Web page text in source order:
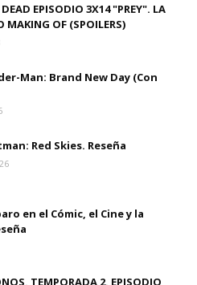
EPISODIO 3X14 "PREY". LA
MAKING OF (SPOILERS)
Man: Brand New Day (Con
Red Skies. Reseña
en el Cómic, el Cine y la
TEMPORADA 2, EPISODIO